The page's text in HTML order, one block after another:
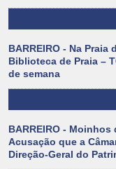
BARREIRO - Na Praia
Biblioteca de Praia –
de semana
BARREIRO -
Acusação que a
Direção-Geral do